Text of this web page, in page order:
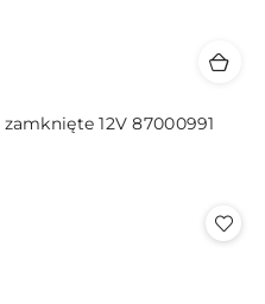
12V 87000991